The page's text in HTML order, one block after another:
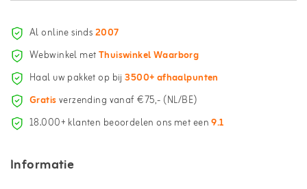
Al online sinds2007
Webwinkel metThuiswinkel Waarborg
Haal uw pakket op bij3500+ afhaalpunten
Gratisverzending vanaf €75,- (NL/BE)
18.000+ klanten beoordelen ons met een9.1
Informatie